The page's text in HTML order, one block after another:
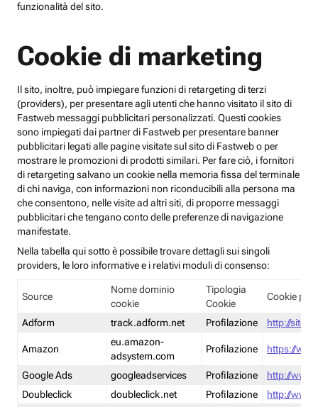
funzionalità del sito.
Cookie di marketing
Il sito, inoltre, può impiegare funzioni di retargeting di terzi
(providers), per presentare agli utenti che hanno visitato il sito di
Fastweb messaggi pubblicitari personalizzati. Questi cookies
sono impiegati dai partner di Fastweb per presentare banner
pubblicitari legati alle pagine visitate sul sito di Fastweb o per
mostrare le promozioni di prodotti similari. Per fare ciò, i fornitori
di retargeting salvano un cookie nella memoria fissa del terminale
di chi naviga, con informazioni non riconducibili alla persona ma
che consentono, nelle visite ad altri siti, di proporre messaggi
pubblicitari che tengano conto delle preferenze di navigazione
manifestate.
Nella tabella qui sotto è possibile trovare dettagli sui singoli
providers, le loro informative e i relativi moduli di consenso:
Source
Nome dominio
cookie
Tipologia
Cookie
Cookie
Adform track.adform.net Profilazione http://
Amazon
eu.amazon-
adsystem.com
Profilazione https://
Google Ads googleadservices Profilazione
http://
Doubleclick
doubleclick.net Profilazione
http://